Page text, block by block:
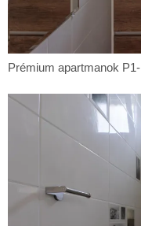
Prémium
P1-
Prémium apartmanok